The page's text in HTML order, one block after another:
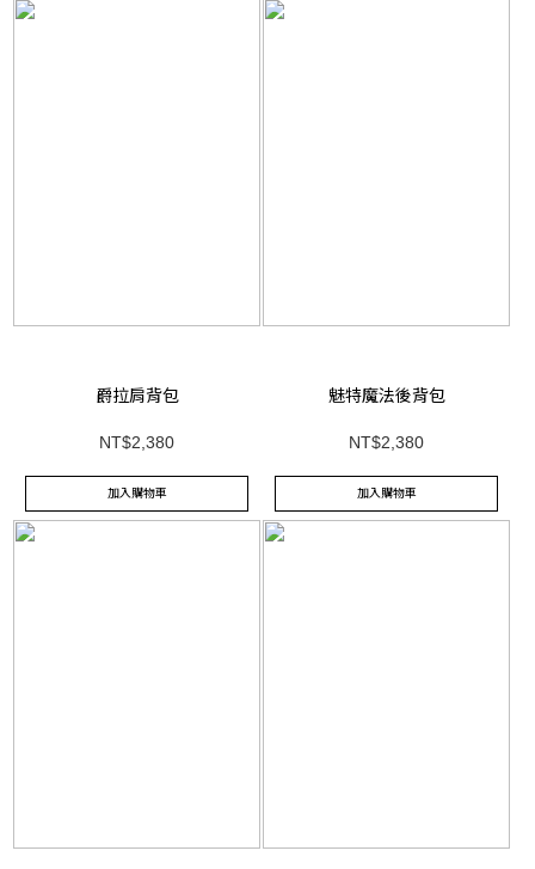
爵拉肩背包
NT$2,380
加入購物車
魅特魔法後背包
NT$2,380
加入購物車